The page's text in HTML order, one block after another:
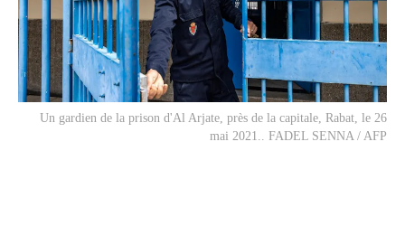
Un gardien de la prison d'Al Arjate, près de la capitale, Rabat, le 26
mai 2021.. FADEL SENNA / AFP